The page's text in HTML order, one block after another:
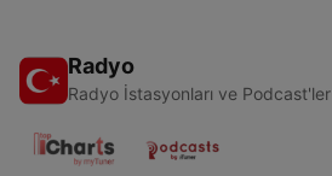
Radyo
Radyo İstasyonları ve Podcast'ler